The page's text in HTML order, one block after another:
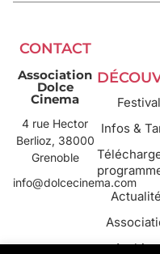
CONTACT
Association
Dolce
Cinema
4 rue Hector
Berlioz, 38000
Grenoble
info@dolcecinema.com
Festival
Infos &